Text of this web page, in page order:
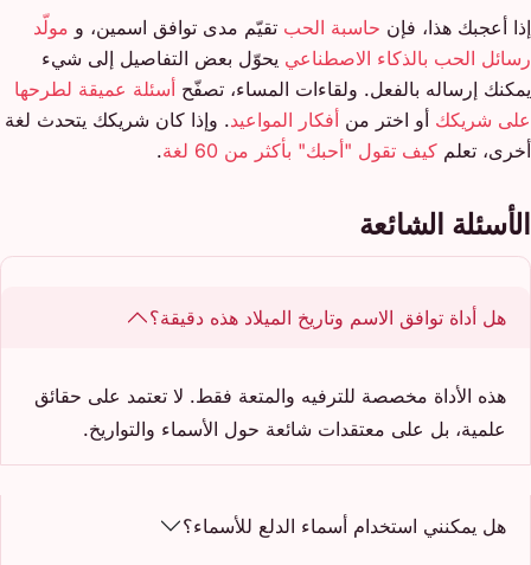
إذا أعجبك هذا، فإن حاسبة الحب تقيّم مدى توافق اسمين، و مولّد
رسائل الحب بالذكاء الاصطناعي يحوّل بعض التفاصيل إلى شيء
يمكنك إرساله بالفعل. ولقاءات المساء، تصفّح أسئلة عميقة لطرحها
على شريكك أو اختر من أفكار المواعيد. وإذا كان شريكك يتحدث لغة
أخرى، تعلم كيف تقول "أحبك" بأكثر من 60 لغة .
الأسئلة الشائعة
هل أداة توافق الاسم وتاريخ الميلاد هذه دقيقة؟
هذه الأداة مخصصة للترفيه والمتعة فقط. لا تعتمد على حقائق
علمية، بل على معتقدات شائعة حول الأسماء والتواريخ.
هل يمكنني استخدام أسماء الدلع للأسماء؟